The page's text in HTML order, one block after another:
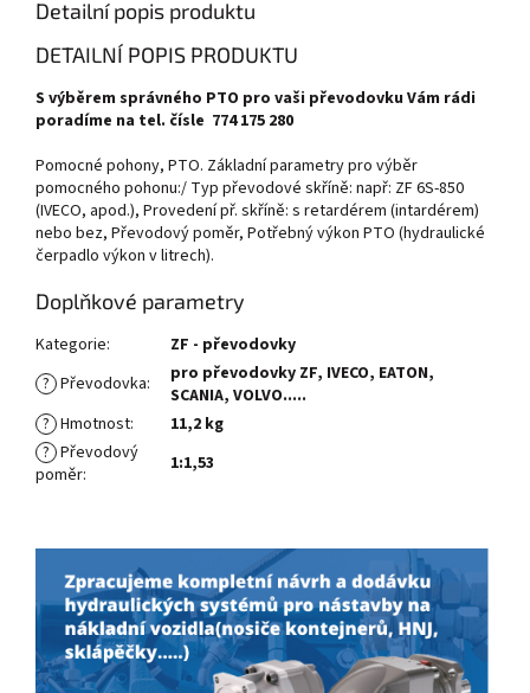
Detailní popis produktu
DETAILNÍ POPIS PRODUKTU
S výběrem správného PTO pro vaši převodovku Vám rádi
poradíme na tel. čísle 774 175 280
Pomocné pohony, PTO. Základní parametry pro výběr
pomocného pohonu:/ Typ převodové skříně: např: ZF 6S-850
(IVECO, apod.), Provedení př. skříně: s retardérem (intardérem)
nebo bez, Převodový poměr, Potřebný výkon PTO (hydraulické
čerpadlo výkon v litrech).
Doplňkové parametry
Kategorie:
ZF - převodovky
? Převodovka:
pro převodovky ZF, IVECO, EATON,
SCANIA, VOLVO.....
? Hmotnost:
11,2 kg
? Převodový
poměr: 1:1,53